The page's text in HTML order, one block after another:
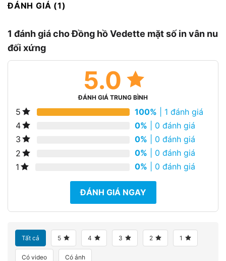
ĐÁNH GIÁ (1)
1 đánh giá choĐồng hồ Vedette mặt số in vân nu
đối xứng
5.0
ĐÁNH GIÁ TRUNG BÌNH
5 100% | 1 đánh giá
4
0% | 0 đánh giá
3
0% | 0 đánh giá
2
0% | 0 đánh giá
1
0% | 0 đánh giá
ĐÁNH GIÁ NGAY
Tất cả 5 4 3 2 1
Có video Có ảnh